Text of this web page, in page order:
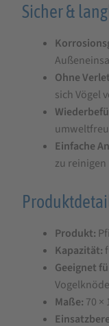
Sicher &
Ohne
sich Vögel
Einfache
zu reinigen
Produkt:
Kapazität:
Geeignet
Maße: 70 ×